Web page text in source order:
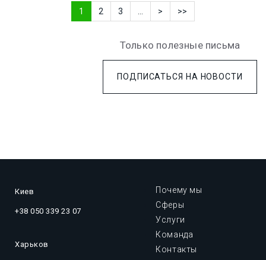
1 2 3 > >>
Только полезные письма
ПОДПИСАТЬСЯ НА НОВОСТИ
Киев
+38 050 339 23 07
Харьков
Почему мы
Сферы
Услуги
Команда
Контакты